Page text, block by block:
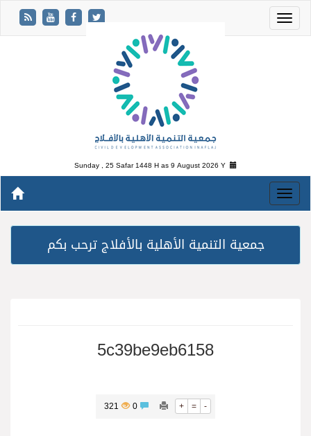
Sunday , 25 Safar 1448 H as9 August 2026 Y
جمعية التنمية الأهلية بالأفلاج ترحب بكم
5c39be9eb6158
+ = -
321